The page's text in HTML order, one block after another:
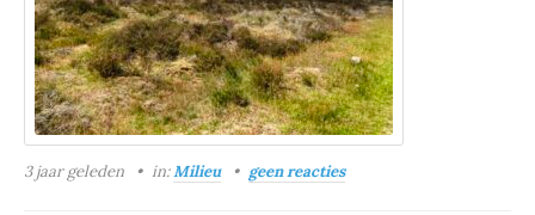
3 jaar geleden in:Milieu geen reacties